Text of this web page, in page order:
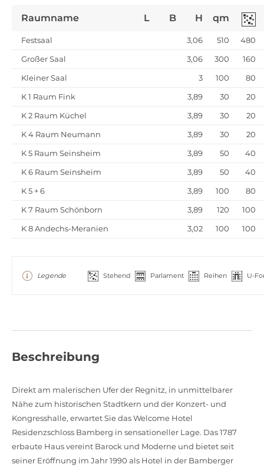
Raumname L B H qm
Festsaal 3,06 510
480
Großer Saal
3,06 300
160
Kleiner Saal
3 100
80
K 1 Raum Fink
3,89 30
20
K 2 Raum Küchel
3,89 30
20
K 4 Raum Neumann
3,89 30
20
K 5 Raum Seinsheim
3,89 50
40
K 6 Raum Seinsheim
3,89 50
40
K 5 + 6
3,89 100
80
K 7 Raum Schönborn
3,89 120
100
K 8 Andechs-Meranien
3,02 100 100
Legende Stehend Parlament Reihen U-
Beschreibung
Direkt am malerischen Ufer der Regnitz, in unmittelbarer
Nähe zum historischen Stadtkern und der Konzert- und
Kongresshalle, erwartet Sie das Welcome Hotel
Residenzschloss Bamberg in sensationeller Lage. Das 1787
erbaute Haus vereint Barock und Moderne und bietet seit
seiner Eröffnung im Jahr 1990 als Hotel in der Bamberger